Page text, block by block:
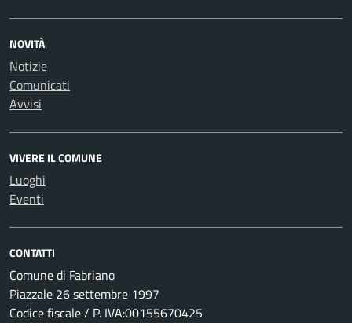
NOVITÀ
Notizie
Comunicati
Avvisi
VIVERE IL COMUNE
Luoghi
Eventi
CONTATTI
Comune di Fabriano
Piazzale 26 settembre 1997
Codice fiscale / P. IVA:00155670425